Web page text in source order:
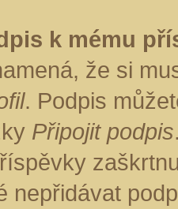
k mému
že si
. Podpis
Připojit podpis
nepřidávat